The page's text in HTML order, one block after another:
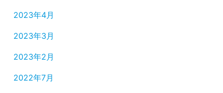
2023年4月
2023年3月
2023年2月
2022年7月